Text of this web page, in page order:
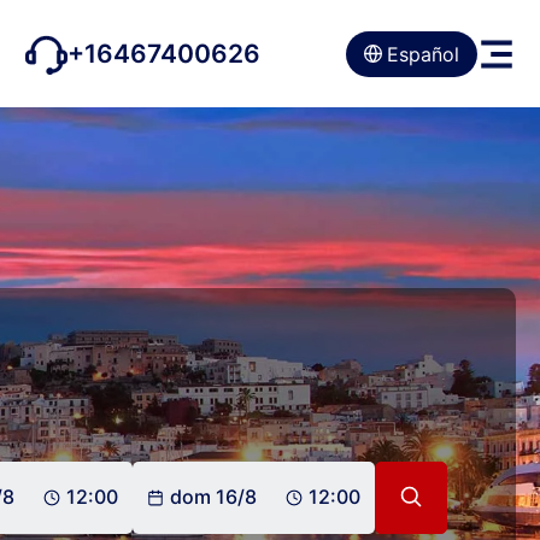
+16467400626 Español
12:00 dom 16/8 12:00